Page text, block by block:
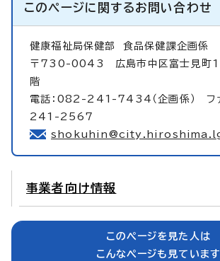
このページに関するお問い合わせ
健康福祉局保健部 食品保健課企画係
〒730-0043 広島市中区富士見町
階
電話：082-241-7434（企画係） フ
241-2567
事業者向け情報
このページを見た人は
こんなページも見ています